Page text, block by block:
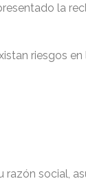
la
riesgos
social,